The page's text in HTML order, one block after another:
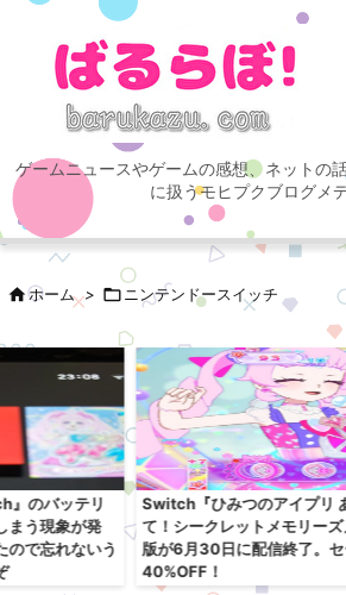
ゲームニュースやゲームの感想、ネットの
に扱うモヒプクブログメ
ホーム >  ニンテンドースイッチ
のバッテリ
まう現象が発
ので忘れないう
Switch『ひみつのアイプリ
て！シークレットメモリーズ
版が6月30日に配信終了。
40%OFF！